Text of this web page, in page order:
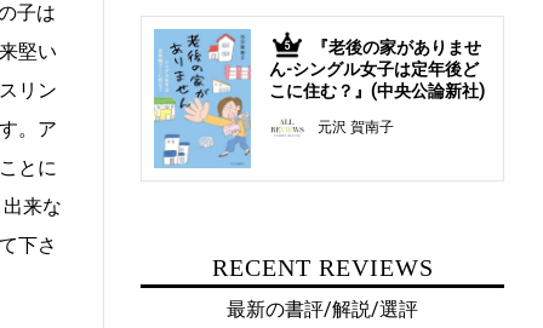
子は
堅い
リン
。ア
とに
来な
下さ
5
『老後の家がありませ
ん-シングル女子は定年後ど
こに住む？』(中央公論新社)
元沢 賀南子
RECENT REVIEWS
最新の書評/解説/選評